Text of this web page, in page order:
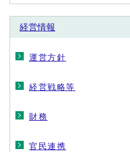
経営情報
運営方針
経営戦略等
財務
官民連携